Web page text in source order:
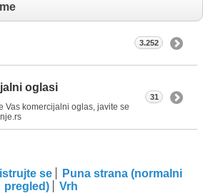
3.252
oglasi
Vas komercijalni oglas, javite se
31
se
Puna strana (normalni
pregled)
Vrh